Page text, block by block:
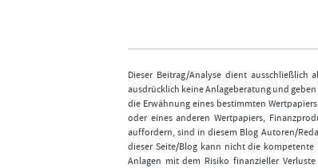
Dieser Beitrag/Analyse dient
ausdrücklich keine Anlageberatung und
die Erwähnung eines bestimmten
oder eines anderen Wertpapiers,
auffordern, sind in diesem Blog Autoren/
dieser Seite/Blog kann nicht die
Anlagen mit dem Risiko finanzieller